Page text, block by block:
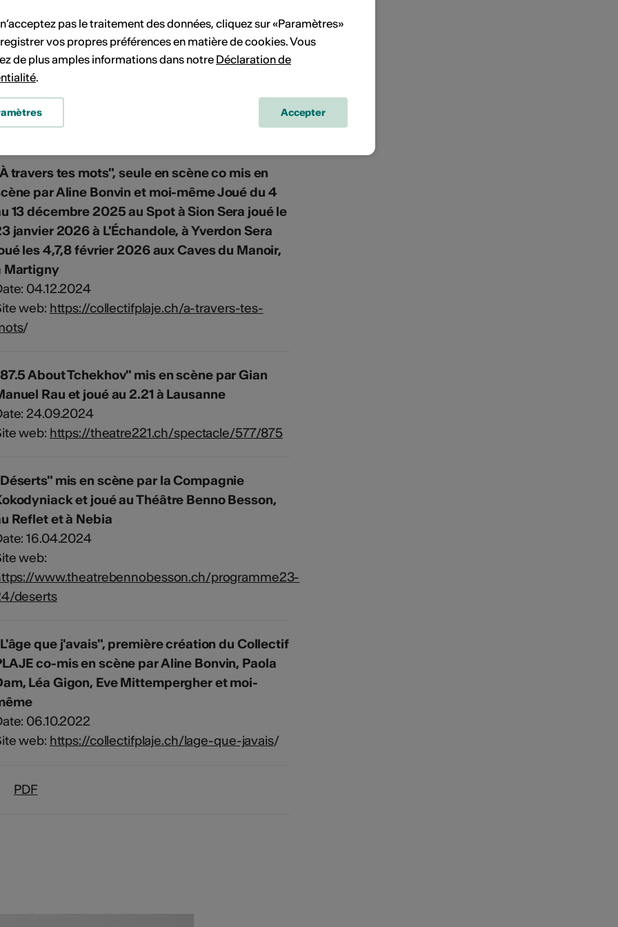
2025 au Théâtre de l'Oriental, à
Du 2 au 7 décembre 2025 au Théâtre du
à Genève
11.09.2025
Site web:
spectacles/inconditionnelles
travers tes mots", seule en scène co mis en
par Aline Bonvin et moi-même Joué du 4
13 décembre 2025 au Spot à Sion Sera joué le
janvier 2026 à L'Échandole, à Yverdon Sera
les 4,7,8 février 2026 aux Caves du Manoir,
Martigny
04.12.2024
web: https://collectifplaje.ch/a-travers-tes-
/
About Tchekhov" mis en scène par Gian
Rau et joué au 2.21 à Lausanne
24.09.2024
web: https://theatre221.ch/spectacle/577/875
mis en scène par la Compagnie
et joué au Théâtre Benno Besson,
Reflet et à Nebia
16.04.2024
web:
www.theatrebennobesson.ch/programme23-
deserts
que j'avais", première création du Collectif
co-mis en scène par Aline Bonvin, Paola
Léa Gigon, Eve Mittempergher et moi-
06.10.2022
web: https://collectifplaje.ch/lage-que-javais/
PDF
pas le traitement des données, cliquez sur «Paramètres»
vos propres préférences en matière de cookies. Vous
de plus amples informations dans notre Déclaration de
.
Accepter